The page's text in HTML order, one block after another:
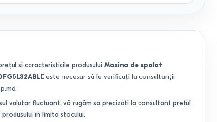
si caracteristicile produsului Masina de spalat
este necesar să le verificați la consultanții
valutar fluctuant, vă rugăm sa precizați la consultant prețul
în limita stocului.